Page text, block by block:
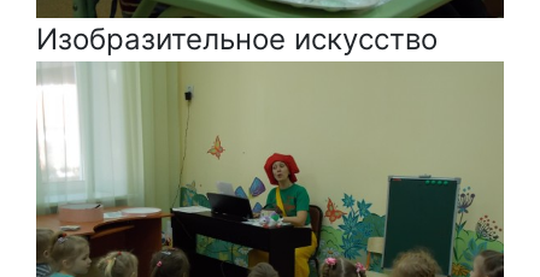
Изобразительное искусство